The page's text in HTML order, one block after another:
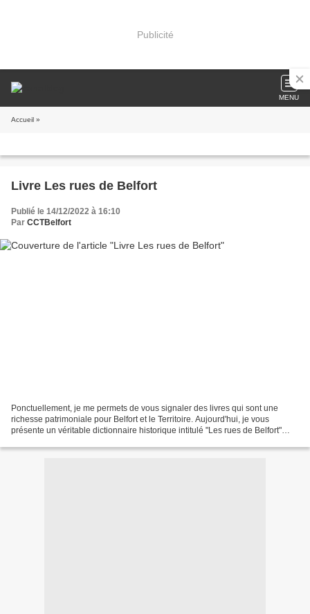
Publicité
MENU
Accueil »
Livre Les rues de Belfort
Publié le 14/12/2022 à 16:10
Par CCTBelfort
Ponctuellement, je me permets de vous signaler des livres qui sont une
richesse patrimoniale pour Belfort et le Territoire. Aujourd'hui, je vous
présente un véritable dictionnaire historique intitulé "Les rues de Belfort"